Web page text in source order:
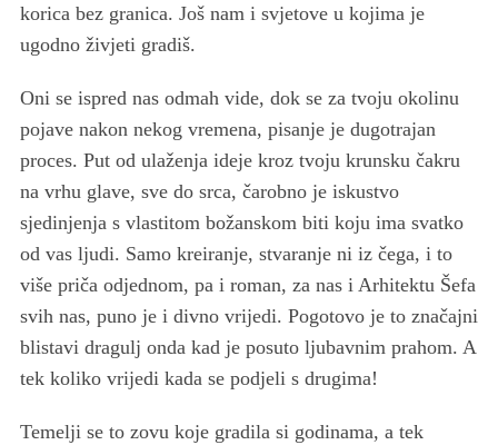
korica bez granica. Još nam i svjetove u kojima je
ugodno živjeti gradiš.
Oni se ispred nas odmah vide, dok se za tvoju okolinu
pojave nakon nekog vremena, pisanje je dugotrajan
proces. Put od ulaženja ideje kroz tvoju krunsku čakru
na vrhu glave, sve do srca, čarobno je iskustvo
sjedinjenja s vlastitom božanskom biti koju ima svatko
od vas ljudi. Samo kreiranje, stvaranje ni iz čega, i to
više priča odjednom, pa i roman, za nas i Arhitektu Šefa
svih nas, puno je i divno vrijedi. Pogotovo je to značajni
blistavi dragulj onda kad je posuto ljubavnim prahom. A
tek koliko vrijedi kada se podjeli s drugima!
Temelji se to zovu koje gradila si godinama, a tek